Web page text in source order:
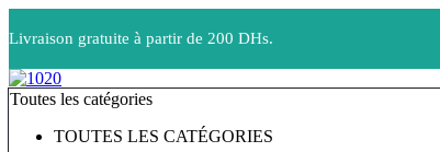
Livraison gratuite à partir de 200 DHs.
Toutes les catégories
TOUTES LES CATÉGORIES